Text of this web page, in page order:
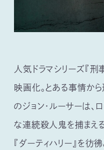
人気ドラマシリーズ『刑
映画化。とある事情か
のジョン・ルーサーは、
な連続殺人鬼を捕まえ
『ダーティハリー』を彷